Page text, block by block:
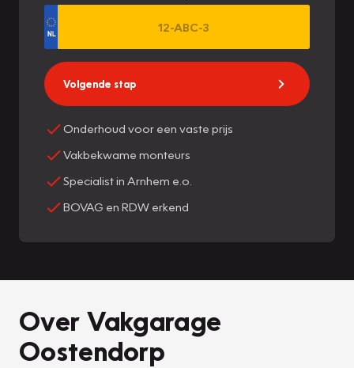
Volgende stap
Onderhoud voor een vaste prijs
Vakbekwame monteurs
Specialist in Arnhem e.o.
BOVAG en RDW erkend
Over Vakgarage
Oostendorp